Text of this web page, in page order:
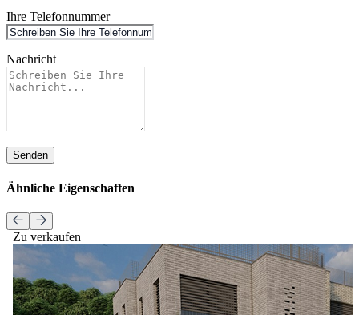
Ihre Telefonnummer
Nachricht
Senden
Ähnliche Eigenschaften
Zu verkaufen